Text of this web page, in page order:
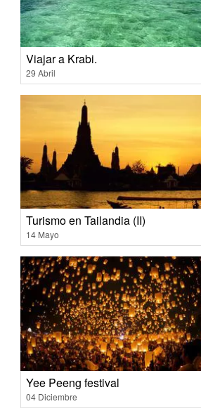
Viajar a Krabi.
29 Abril
Turismo en Tailandia (II)
14 Mayo
Yee Peeng festival
04 Diciembre